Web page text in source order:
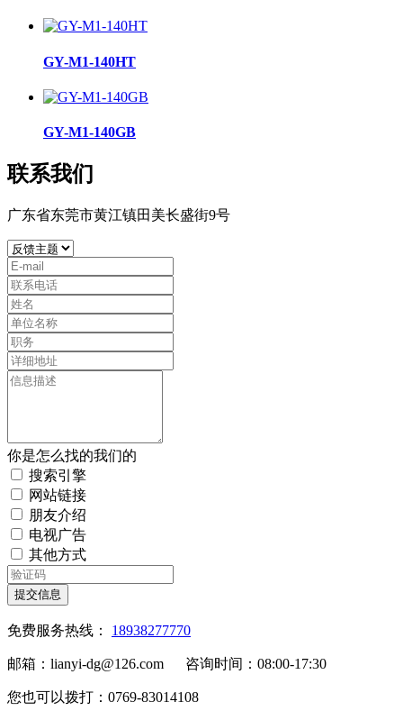
GY-M1-140HT
GY-M1-140GB
联系我们
广东省东莞市黄江镇田美长盛街9号
你是怎么找的我们的
搜索引擎
网站链接
朋友介绍
电视广告
其他方式
提交信息
免费服务热线： 18938277770
邮箱：lianyi-dg@126.com 咨询时间：08:00-17:30
您也可以拨打：0769-83014108